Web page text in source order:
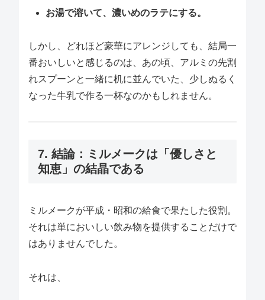
お湯で溶いて、濃いめのラテにする。
しかし、どれほど豪華にアレンジしても、結局一
番おいしいと感じるのは、あの頃、アルミの先割
れスプーンと一緒に机に並んでいた、少しぬるく
なった牛乳で作る一杯なのかもしれません。
7. 結論：ミルメークは「優しさと
知恵」の結晶である
ミルメークが平成・昭和の給食で果たした役割。
それは単においしい飲み物を提供することだけで
はありませんでした。
それは、